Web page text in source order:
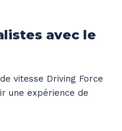
avec le
vitesse Driving Force
une expérience de